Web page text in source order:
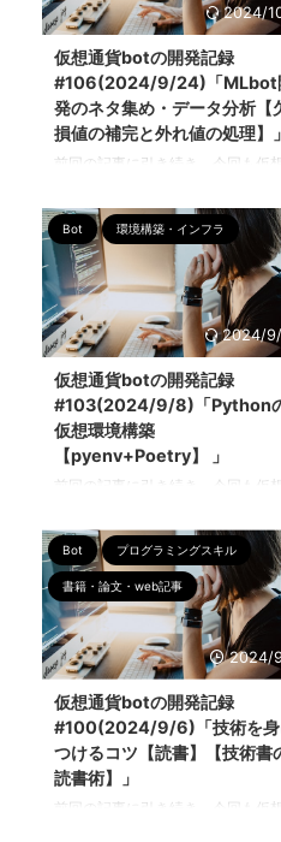
・機械学習ライブラリの概要を理
して、bot開発に転用できるように
る ・必要な学習リソースを知る
Scikit-learnについて Scikit-learnは
Pythonで利用される機械学習ライ
ラリの一つで、シン ...
2024/
仮想通貨botの開発記録
#106(2024/9/24)「MLbot
発のネタ集め・データ分析【
損値の補完と外れ値の処理】」
前回の記事に引き続き、今回も仮
す。 今回は「MLbot開発のネタ集
め」についてまとめます。 個人的
重要ポイントだと感じたのは"欠損値
の補完"。動画の中ではサラッと言
しているが、この部分の丁寧さは戦
う領域を問わず強いbot作りに直結
ると思う。恐怖指数「極度の恐怖
では価格は反発するのか？【暗号資
産×データ分析】
https://t.co/MVg3BuoURu
より— よだか(夜鷹/yodaka)
(@yodakabl ...
Bot 環境構築・インフラ
2024/
仮想通貨botの開発記録
#103(2024/9/8)「Python
仮想環境構築
【pyenv+Poetry】 」
前回の記事に引き続き、今回も仮想
す。 今回は「pythonの仮想環境を
pyenv＋poetryで構築する方法」を
とめました。 解決したかったこと
Pythonの仮想環境構築をpyenvベ
スで実際に試してみる ・今後も応用
が効く技術の土台作りをする
での管理) ・触ったことのない技
触れて理解する(今回はPoetry) ・仮
環境で開発するメリットを実感す
・構築した仮想環境をVS Codeエ
ィタで使えるようにする Poetryと
は？ Poetry ...
Bot プログラミングスキル
書籍・論文・web記事
2024/
仮想通貨botの開発記録
#100(2024/9/6)「技術を身
つけるコツ【読書】【技術書
読書術】」
前回の記事に引き続き、今回も仮想